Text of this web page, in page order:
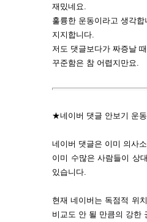
재밌네요.
훌륭한 운동이라고 생각합
지지합니다.
저도 댓글보다가 짜증날
꾸준함은 참 어렵지만요.
★네이버 댓글 안보기 운
네이버 댓글은 이미 의사
이미 수많은 사람들이 상
있습니다.
현재 네이버는 독점적 위
비교도 안 될 만큼의 강한